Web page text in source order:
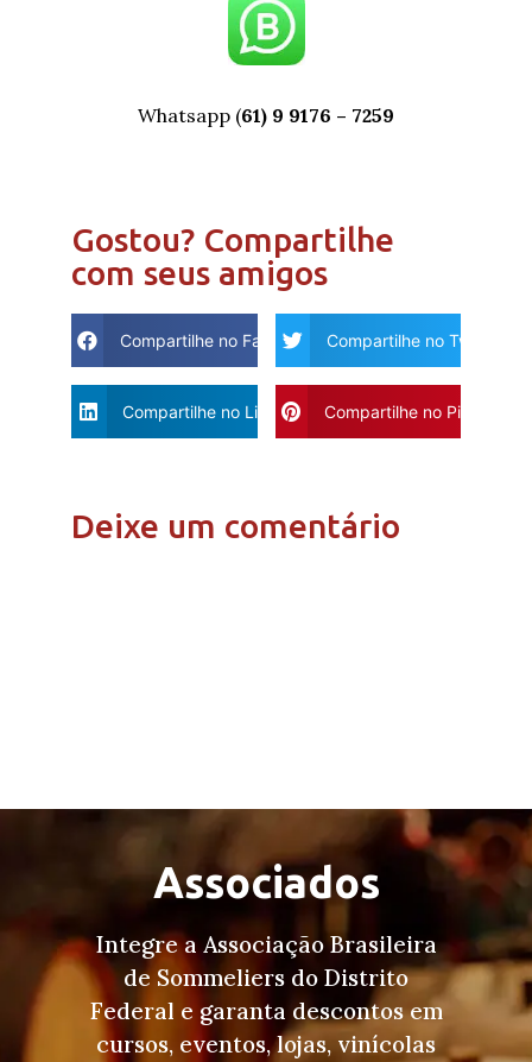
Whatsapp (61) 9 9176 – 7259
Gostou? Compartilhe
com seus amigos
Compartilhe no Facebook Compartilhe no Twitter
Compartilhe no Linkdin Compartilhe no Pinterest
Deixe um comentário
Associados
Integre a Associação Brasileira
de Sommeliers do Distrito
Federal e garanta descontos em
cursos, eventos, lojas, vinícolas